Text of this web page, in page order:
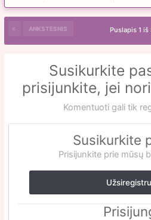
ANKSTESNIS Puslapis 1 iš
Susikurkite
prisijunkite, jei
Komentuoti gali tik
Susikurkite
Prisijunkite prie mūsų